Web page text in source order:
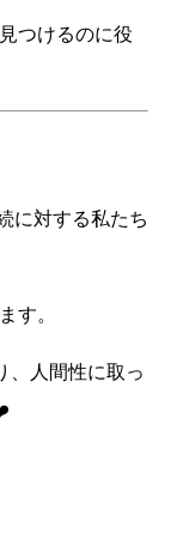
つけるのに役
に対する私たち
す。
、人間性に取っ